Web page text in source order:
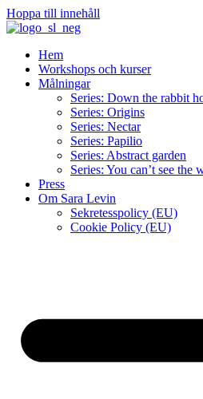
Hoppa till innehåll
Hem
Workshops och kurser
Målningar
Series: Down the rabbit
Series: Origins
Series: Nectar
Series: Papilio
Series: Abstract garden
Series: You can’t see the
Press
Om Sara Levin
Sekretesspolicy (EU)
Cookie Policy (EU)